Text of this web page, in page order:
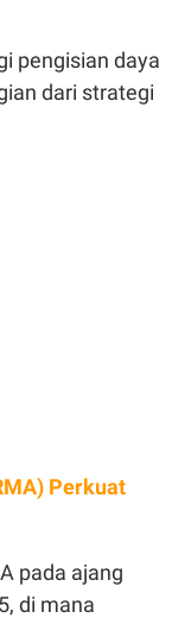
pengisian daya
dari strategi
Perkuat
pada ajang
di mana